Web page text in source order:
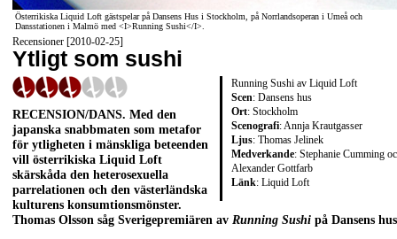
Österrikiska Liquid Loft gästspelar på Dansens Hus i Stockholm, på Norrlandsoperan i Umeå och
Dansstationen i Malmö med <I>Running Sushi</I>.
Recensioner [2010-02-25]
Ytligt som sushi
Running Sushi av Liquid Loft
Scen: Dansens hus
Ort: Stockholm
Scenografi: Annja Krautgasser
Ljus: Thomas Jelinek
Medverkande: Stephanie Cumming
Alexander Gottfarb
Länk: Liquid Loft
RECENSION/DANS. Med den
japanska snabbmaten som metafor
för ytligheten i mänskliga beteenden
vill österrikiska Liquid Loft
skärskåda den heterosexuella
parrelationen och den västerländska
kulturens konsumtionsmönster.
Thomas Olsson såg Sverigepremiären av Running Sushi på Dansens